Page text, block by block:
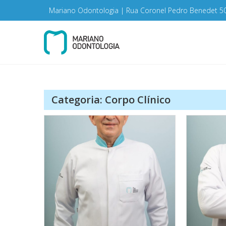
Mariano Odontologia | Rua Coronel Pedro Benedet
Mariano
Categoria: Corpo Clínico